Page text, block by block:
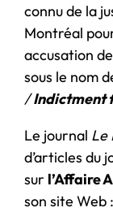
connu de la
Montréal
accusation
sous le nom
/Indictment
Le journal Le
d’articles du
sur l’Affaire
son site Web